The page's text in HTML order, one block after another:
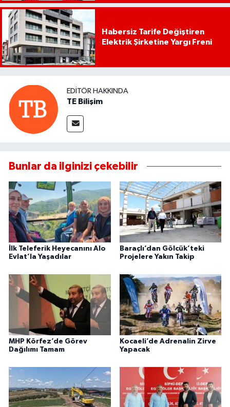
Habersiz Tarife Değiştiren
Elektrik Şirketine Yargı Freni
EDITÖR HAKKINDA
TE Bilişim
Bunlar da ilginizi çekebilir
İlk Teleferik Heyecanını Alo
Evlat’la Yaşadılar
Baraçlı’dan Gölcük’teki
Projelere Yakın Takip
MHP Körfez’de Görev
Dağılımı Tamam
Kocaeli’de Adrenalin Zirve
Yapacak